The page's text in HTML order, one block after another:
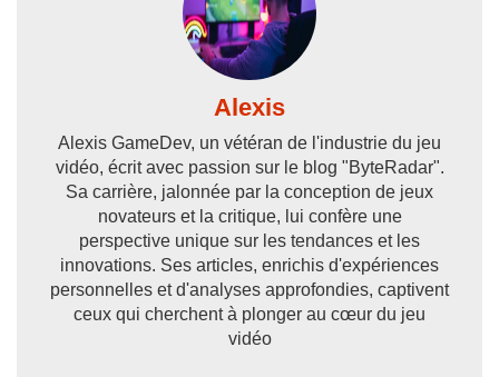
Alexis
Alexis GameDev, un vétéran de l'industrie du jeu
vidéo, écrit avec passion sur le blog "ByteRadar".
Sa carrière, jalonnée par la conception de jeux
novateurs et la critique, lui confère une
perspective unique sur les tendances et les
innovations. Ses articles, enrichis d'expériences
personnelles et d'analyses approfondies, captivent
ceux qui cherchent à plonger au cœur du jeu
vidéo